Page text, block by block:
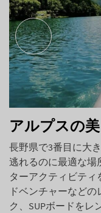
アルプスの
長野県で3番目に大
逃れるのに最適な場
ターアクティビテ
ドベンチャーなど
ク、SUPボードをレ